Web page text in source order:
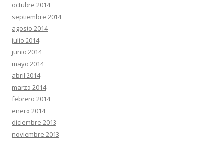
octubre 2014
septiembre 2014
agosto 2014
julio 2014
junio 2014
mayo 2014
abril 2014
marzo 2014
febrero 2014
enero 2014
diciembre 2013
noviembre 2013